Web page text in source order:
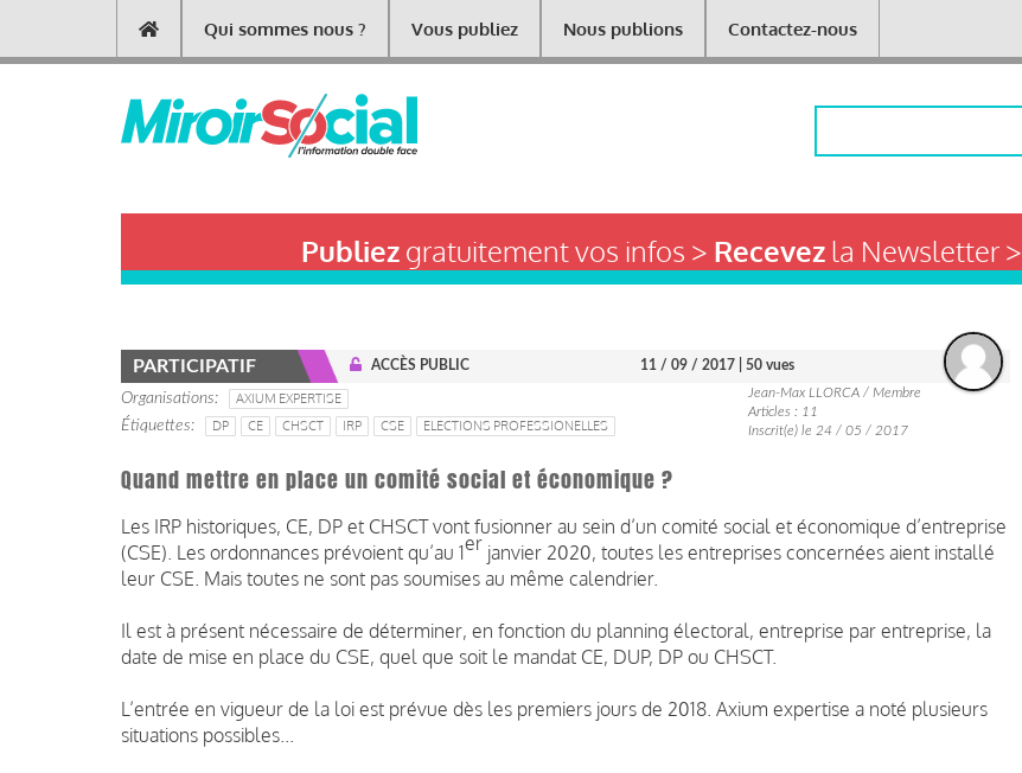
contenu
Main
navigation
Qui sommes nous ? Vous publiez Nous publions Contactez-nous
Publiezgratuitement vos infos > Recevezla Newsletter >
PARTICIPATIF ACCÈS PUBLIC 11 / 09 / 2017 | 50 vues
Organisations
AXIUM EXPERTISE
Étiquettes
DP CE CHSCT IRP CSE ELECTIONS PROFESSIONELLES
Jean-Max LLORCA / Membre
Articles : 11
Inscrit(e) le 24 / 05 / 2017
Quand mettre en place un comité social et économique ?
Les IRP historiques, CE, DP et CHSCT vont fusionner au sein d’un comité social et économique d’entreprise
(CSE). Les ordonnances prévoient qu’au 1er janvier 2020, toutes les entreprises concernées aient installé
leur CSE. Mais toutes ne sont pas soumises au même calendrier.
Il est à présent nécessaire de déterminer, en fonction du planning électoral, entreprise par entreprise, la
date de mise en place du CSE, quel que soit le mandat CE, DUP, DP ou CHSCT.
L’entrée en vigueur de la loi est prévue dès les premiers jours de 2018. Axium expertise a noté plusieurs
situations possibles...